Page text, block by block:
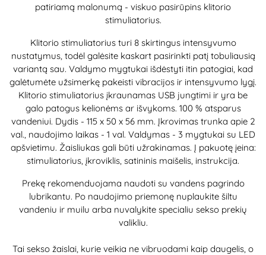
patiriamą malonumą - viskuo pasirūpins klitorio
stimuliatorius.
Klitorio stimuliatorius turi 8 skirtingus intensyvumo
nustatymus, todėl galėsite kaskart pasirinkti patį tobuliausią
variantą sau. Valdymo mygtukai išdėstyti itin patogiai, kad
galėtumėte užsimerkę pakeisti vibracijos ir intensyvumo lygį.
Klitorio stimuliatorius įkraunamas USB jungtimi ir yra be
galo patogus kelionėms ar išvykoms. 100 % atsparus
vandeniui. Dydis - 115 x 50 x 56 mm. Įkrovimas trunka apie 2
val., naudojimo laikas - 1 val. Valdymas - 3 mygtukai su LED
apšvietimu. Žaisliukas gali būti užrakinamas. Į pakuotę įeina:
stimuliatorius, įkroviklis, satininis maišelis, instrukcija.
Prekę rekomenduojama naudoti su vandens pagrindo
lubrikantu. Po naudojimo priemonę nuplaukite šiltu
vandeniu ir muilu arba nuvalykite specialiu sekso prekių
valikliu.
Tai sekso žaislai, kurie veikia ne vibruodami kaip daugelis, o